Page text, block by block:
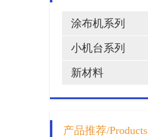
涂布机系列
小机台系列
新材料
产品推荐/Products